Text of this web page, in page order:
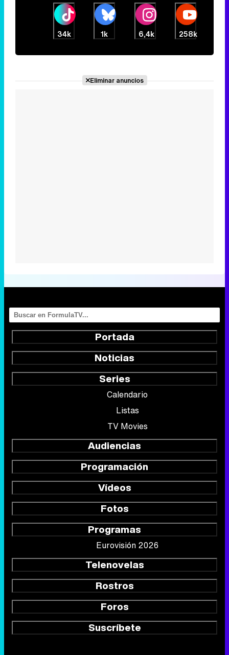
34k 1k 6,4k 258k
Eliminar anuncios
Portada
Noticias
Series
Calendario
Listas
TV Movies
Audiencias
Programación
Vídeos
Fotos
Programas
Eurovisión 2026
Telenovelas
Rostros
Foros
Suscríbete